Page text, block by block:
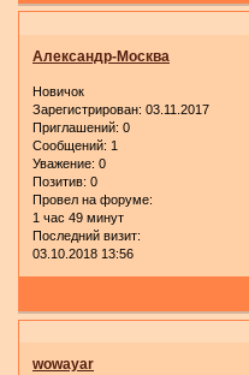
Александр-Москва
Новичок
Зарегистрирован: 03.11.2017
Приглашений: 0
Сообщений: 1
Уважение: 0
Позитив: 0
Провел на форуме:
1 час 49 минут
Последний визит:
03.10.2018 13:56
wowayar